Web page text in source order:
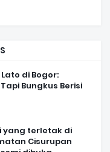
di Bogor:
Bungkus Berisi
yang terletak di
Cisurupan